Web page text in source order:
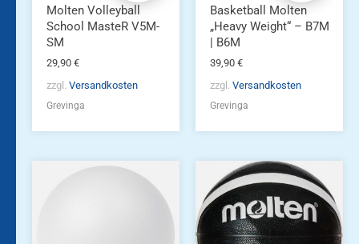
Molten Volleyball
School MasteR V5M-
SM
29,90 €
zzgl. Versandkosten
Grevinga
Produktseite
gewählt
werden
Basketball Molten
„Heavy Weight“ – B7M
| B6M
39,90 €
zzgl. Versandkosten
Grevinga